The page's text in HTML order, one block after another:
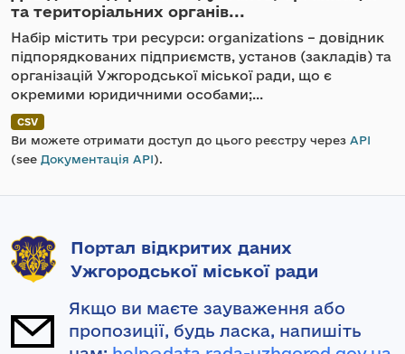
та територіальних органів...
Набір містить три ресурси: organizations – довідник
підпорядкованих підприємств, установ (закладів) та
організацій Ужгородської міської ради, що є
окремими юридичними особами;...
CSV
Ви можете отримати доступ до цього реєстру через API
(see Документація API).
Портал відкритих даних
Ужгородської міської ради
Якщо ви маєте зауваження або
пропозиції, будь ласка, напишіть